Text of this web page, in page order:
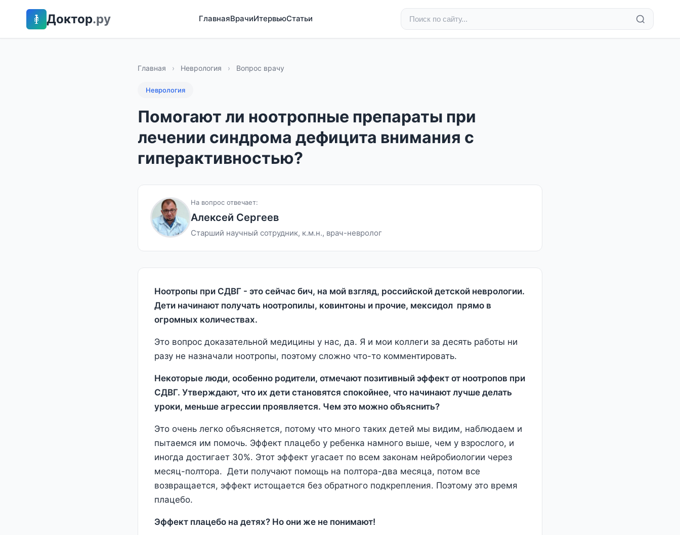
Доктор.ру ГлавнаяВрачиИтервьюСтатьи
Главная › Неврология › Вопрос врачу
Неврология
Помогают ли ноотропные препараты при
лечении синдрома дефицита внимания с
гиперактивностью?
На вопрос отвечает:
Алексей Сергеев
Старший научный сотрудник, к.м.н., врач-невролог
Ноотропы при СДВГ - это сейчас бич, на мой взгляд, российской детской неврологии.
Дети начинают получать ноотропилы, ковинтоны и прочие, мексидол прямо в
огромных количествах.
Это вопрос доказательной медицины у нас, да. Я и мои коллеги за десять работы ни
разу не назначали ноотропы, поэтому сложно что-то комментировать.
Некоторые люди, особенно родители, отмечают позитивный эффект от ноотропов при
СДВГ. Утверждают, что их дети становятся спокойнее, что начинают лучше делать
уроки, меньше агрессии проявляется. Чем это можно объяснить?
Это очень легко объясняется, потому что много таких детей мы видим, наблюдаем и
пытаемся им помочь. Эффект плацебо у ребенка намного выше, чем у взрослого, и
иногда достигает 30%. Этот эффект угасает по всем законам нейробиологии через
месяц-полтора. Дети получают помощь на полтора-два месяца, потом все
возвращается, эффект истощается без обратного подкрепления. Поэтому это время
плацебо.
Эффект плацебо на детях? Но они же не понимают!